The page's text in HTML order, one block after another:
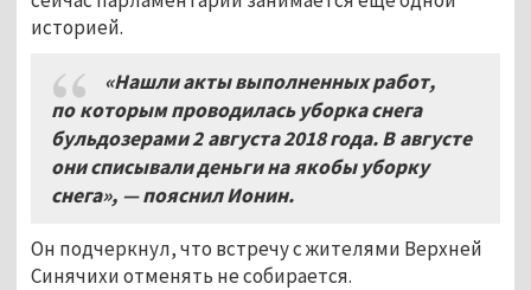
историей.
«Нашли акты выполненных работ,
по которым проводилась уборка снега
бульдозерами 2 августа 2018 года. В августе
они списывали деньги на якобы уборку
снега», — пояснил Ионин.
Он подчеркнул, что встречу с жителями Верхней
Синячихи отменять не собирается.